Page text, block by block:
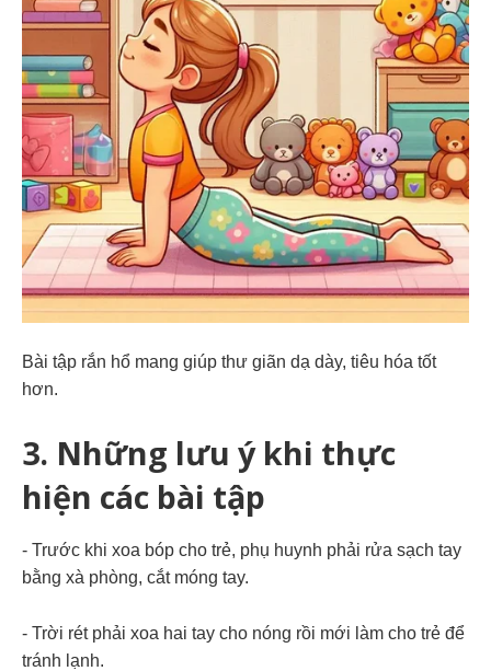
Bài tập rắn hổ mang giúp thư giãn dạ dày, tiêu hóa tốt
hơn.
3. Những lưu ý khi thực
hiện các bài tập
- Trước khi xoa bóp cho trẻ, phụ huynh phải rửa sạch tay
bằng xà phòng, cắt móng tay.
- Trời rét phải xoa hai tay cho nóng rồi mới làm cho trẻ để
tránh lạnh.